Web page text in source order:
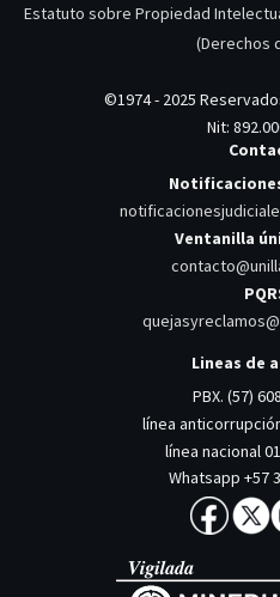
Estatuto sobre Propiedad
(Derechos
©1974 - 2025
Nit:
Ventanilla
Lineas de
PBX. (57)
línea
línea nacional
Whatsapp +57